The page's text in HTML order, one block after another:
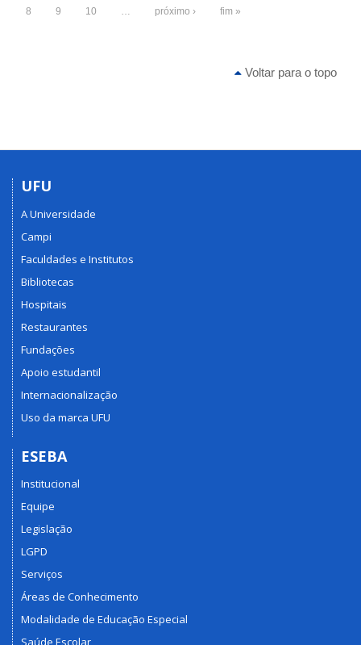
8 9 10 … próximo › fim »
Voltar para o topo
UFU
A Universidade
Campi
Faculdades e Institutos
Bibliotecas
Hospitais
Restaurantes
Fundações
Apoio estudantil
Internacionalização
Uso da marca UFU
ESEBA
Institucional
Equipe
Legislação
LGPD
Serviços
Áreas de Conhecimento
Modalidade de Educação Especial
Saúde Escolar